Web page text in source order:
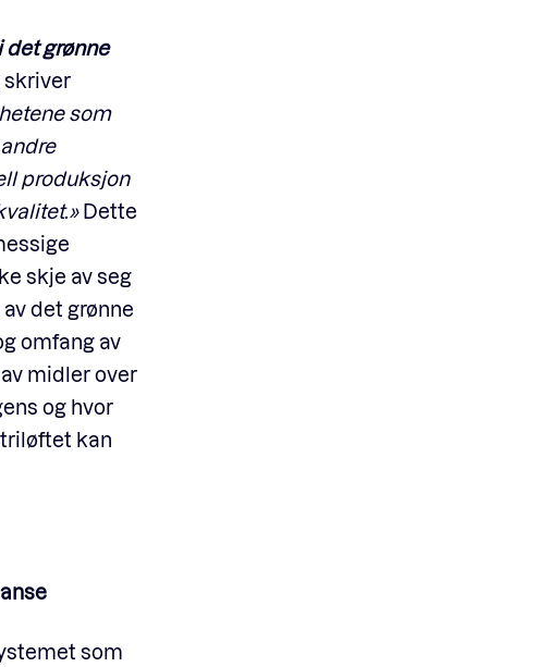
det grønne
skriver
som
produksjon
»Dette
skje av seg
det grønne
omfang av
midler over
og hvor
kan
som